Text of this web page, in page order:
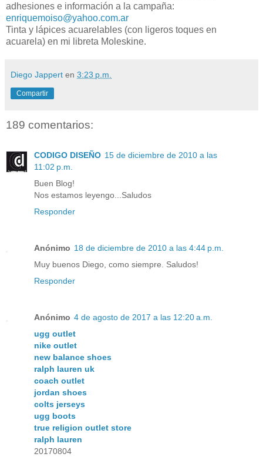
adhesiones e información a la campaña:
enriquemoiso@yahoo.com.ar
Tinta y lápices acuarelables (con ligeros toques en
acuarela) en mi libreta Moleskine.
Diego Jappert en 3:23 p.m.
Compartir
189 comentarios:
CODIGO DISEÑO 15 de diciembre de 2010 a las
11:02 p.m.
Buen Blog!
Nos estamos leyengo...Saludos
Responder
Anónimo 18 de diciembre de 2010 a las 4:44 p.m.
Muy buenos Diego, como siempre. Saludos!
Responder
Anónimo 4 de agosto de 2017 a las 12:20 a.m.
ugg outlet
nike outlet
new balance shoes
ralph lauren uk
coach outlet
jordan shoes
colts jerseys
ugg boots
true religion outlet store
ralph lauren
20170804